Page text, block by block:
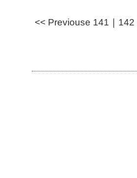
<< Previouse 141 ｜ 142